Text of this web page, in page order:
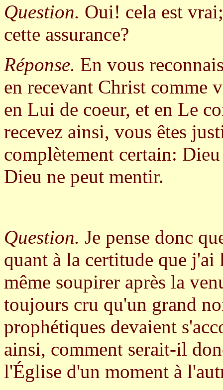
Question. Oui! cela est
cette assurance?
Réponse. En vous
en recevant Christ comme
en Lui de coeur, et en Le
recevez ainsi, vous êtes
complètement certain:
Dieu ne peut mentir.
Question. Je pense donc
quant à la certitude que
même soupirer après la
toujours cru qu'un grand
prophétiques devaient
ainsi, comment serait-il
l'Église d'un moment à